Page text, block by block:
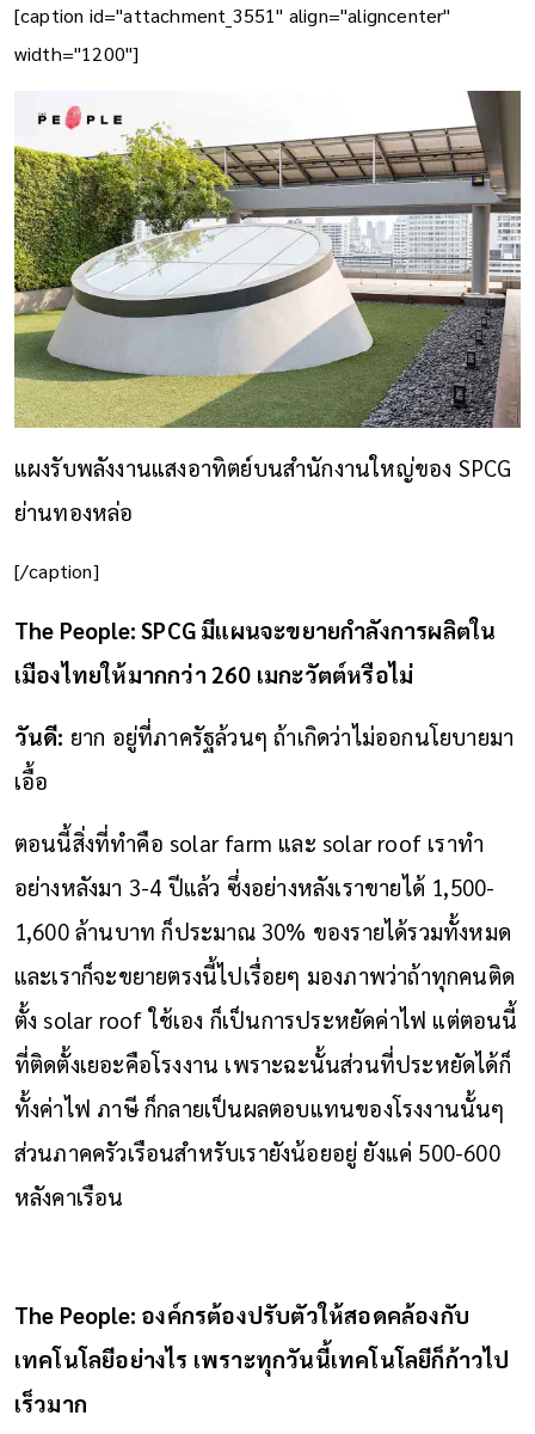
[caption id="attachment_3551" align="aligncenter"
width="1200"]
แผงรับพลังงานแสงอาทิตย์บนสำนักงานใหญ่ของ SPCG
ย่านทองหล่อ
[/caption]
The People: SPCG มีแผนจะขยายกำลังการผลิตใน
เมืองไทยให้มากกว่า 260 เมกะวัตต์หรือไม่
วันดี: ยาก อยู่ที่ภาครัฐล้วนๆ ถ้าเกิดว่าไม่ออกนโยบายมา
เอื้อ
ตอนนี้สิ่งที่ทำคือ solar farm และ solar roof เราทำ
อย่างหลังมา 3-4 ปีแล้ว ซึ่งอย่างหลังเราขายได้ 1,500-
1,600 ล้านบาท ก็ประมาณ 30% ของรายได้รวมทั้งหมด
และเราก็จะขยายตรงนี้ไปเรื่อยๆ มองภาพว่าถ้าทุกคนติด
ตั้ง solar roof ใช้เอง ก็เป็นการประหยัดค่าไฟ แต่ตอนนี้
ที่ติดตั้งเยอะคือโรงงาน เพราะฉะนั้นส่วนที่ประหยัดได้ก็
ทั้งค่าไฟ ภาษี ก็กลายเป็นผลตอบแทนของโรงงานนั้นๆ
ส่วนภาคครัวเรือนสำหรับเรายังน้อยอยู่ ยังแค่ 500-600
หลังคาเรือน
The People: องค์กรต้องปรับตัวให้สอดคล้องกับ
เทคโนโลยีอย่างไร เพราะทุกวันนี้เทคโนโลยีก็ก้าวไป
เร็วมาก